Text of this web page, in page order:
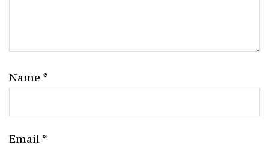
Name *
Email *